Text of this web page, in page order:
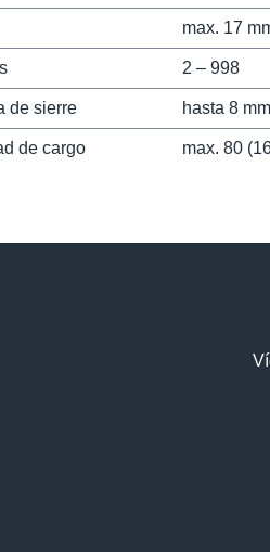
max. 17
2 – 998
de sierre hasta 8 mm
de cargo max. 80